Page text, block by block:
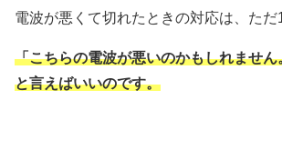
電波が悪くて切れたときの対応は、ただ
「こちらの電波が悪いのかもしれませ
と言えばいいのです。